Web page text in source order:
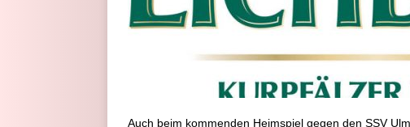
Auch beim kommenden Heimspiel gegen den SSV